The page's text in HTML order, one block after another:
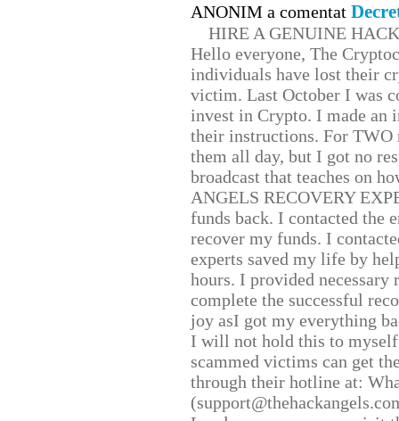
ANONIM a comentat
HIRE A GENUINE
Hello everyone, The
individuals have lost their
victim. Last October I was
invest in Crypto. I made
their instructions. For TWO
them all day, but I got no
broadcast that teaches on
ANGELS RECOVERY
funds back. I contacted the
recover my funds. I
experts saved my life by
hours. I provided
complete the successful
joy asI got my everything
I will not hold this to
scammed victims can get
through their hotline at: